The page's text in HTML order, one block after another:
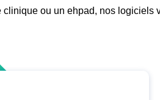
ou un ehpad, nos logiciels